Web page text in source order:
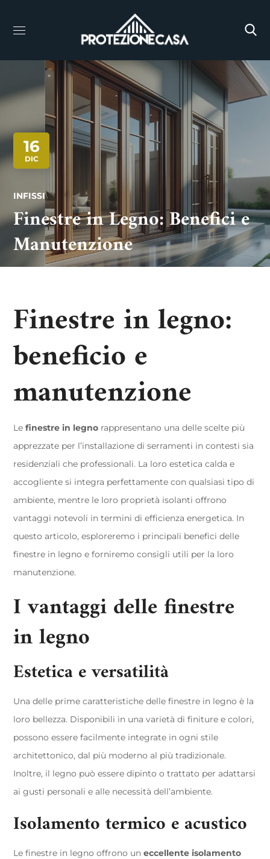
16
DIC
INFISSI
Finestre in Legno: Benefici e
Manutenzione
Finestre in legno:
beneficio e
manutenzione
Lefinestre in legno rappresentano una delle scelte più
apprezzate per l’installazione di serramenti in contesti sia
residenziali che professionali. La loro estetica calda e
accogliente si integra perfettamente con qualsiasi tipo di
ambiente, mentre le loro proprietà isolanti offrono
vantaggi notevoli in termini di efficienza energetica. In
questo articolo, esploreremo i principali benefici delle
finestre in legno e forniremo consigli utili per la loro
manutenzione.
I vantaggi delle finestre
in legno
Estetica e versatilità
Una delle prime caratteristiche delle finestre in legno è la
loro bellezza. Disponibili in una varietà di finiture e colori,
possono essere facilmente integrate in ogni stile
architettonico, dal più moderno al più tradizionale.
Inoltre, il legno può essere dipinto o trattato per adattarsi
ai gusti personali e alle necessità dell’ambiente.
Isolamento termico e acustico
Le finestre in legno offrono uneccellente isolamento